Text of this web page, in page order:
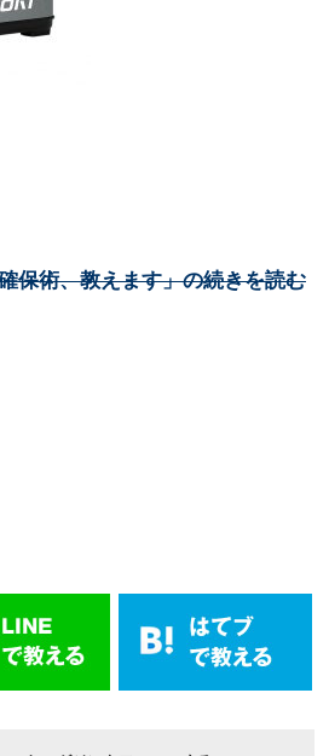
保術、教えます」の続きを読む